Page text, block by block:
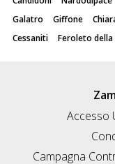
Galatro
Giffone
Cessaniti
Feroleto della
Accesso
Campagna